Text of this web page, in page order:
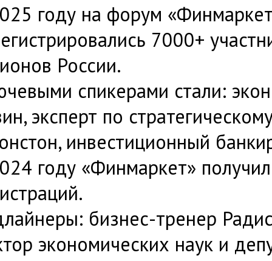
году на форум
7000+
России.
спикерами стали:
эксперт по
инвестиционный
году «Финмаркет»
бизнес-тренер
экономических наук и